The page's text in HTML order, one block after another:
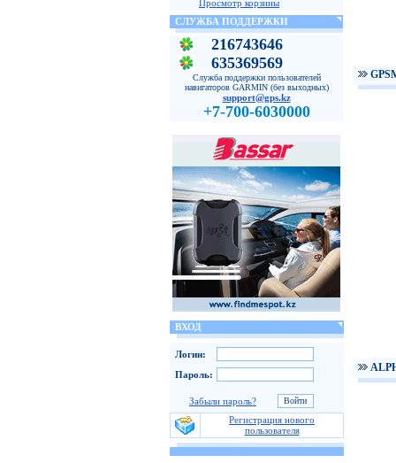
Просмотр корзины
СЛУЖБА ПОДДЕРЖКИ
216743646
635369569
Служба поддержки пользователей
навигаторов GARMIN (без выходных)
support@gps.kz
+7-700-6030000
ВХОД
Логин:
Пароль:
Забыли пароль?
Регистрация нового
пользователя